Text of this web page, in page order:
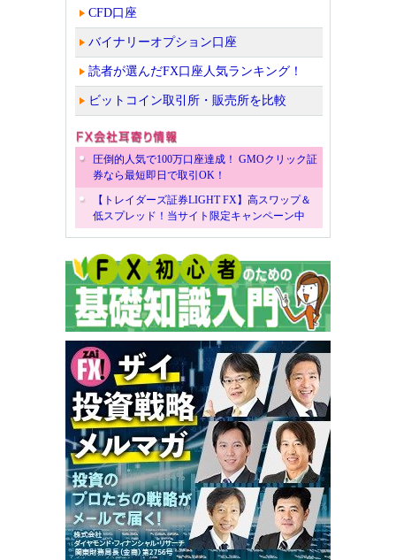
CFD口座
バイナリーオプション口座
読者が選んだFX口座人気ランキング！
ビットコイン取引所・販売所を比較
圧倒的人気で100万口座達成！ GMOクリック証
券なら最短即日で取引OK！
【トレイダーズ証券LIGHT FX】高スワップ＆
低スプレッド！当サイト限定キャンペーン中